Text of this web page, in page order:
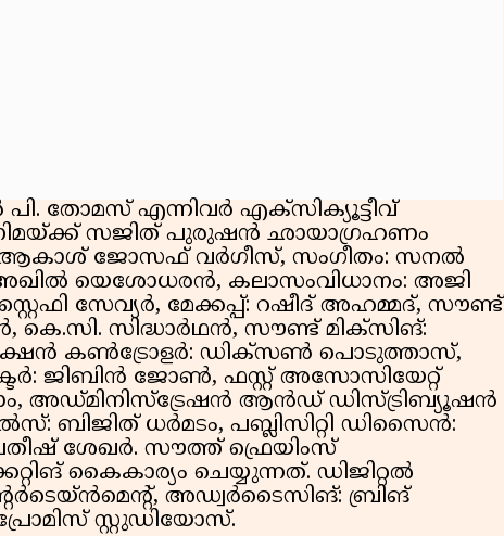
തോമസ് എന്നിവർ എക്സിക്യൂട്ടീവ്
സജിത് പുരുഷൻ ഛായാഗ്രഹണം
ആകാശ് ജോസഫ് വർഗീസ്, സംഗീതം: സനൽ
യെശോധരൻ, കലാസംവിധാനം: അജി
സ്റ്റെഫി സേവ്യർ, മേക്കപ്പ്: റഷീദ് അഹമ്മദ്, സൗണ്ട്
സിദ്ധാർഥൻ, സൗണ്ട് മിക്സിങ്:
കൺട്രോളർ: ഡിക്സൺ പൊടുത്താസ്,
ജിബിൻ ജോൺ, ഫസ്റ്റ് അസോസിയേറ്റ്
അഡ്മിനിസ്ട്രേഷൻ ആൻഡ് ഡിസ്ട്രിബ്യൂഷൻ
ബിജിത് ധർമടം, പബ്ലിസിറ്റി ഡിസൈൻ:
ശേഖർ. സൗത്ത് ഫ്രെയിംസ്
കൈകാര്യം ചെയ്യുന്നത്. ഡിജിറ്റൽ
അഡ്വർടൈസിങ്: ബ്രിങ്
സ്റ്റുഡിയോസ്.